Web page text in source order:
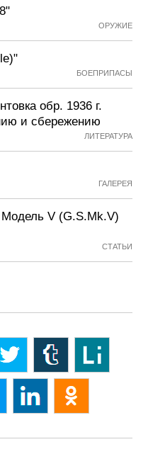
ОРУЖИЕ
БОЕПРИПАСЫ
обр. 1936 г.
и сбережению
ЛИТЕРАТУРА
ГАЛЕРЕЯ
V (G.S.Mk.V)
СТАТЬИ